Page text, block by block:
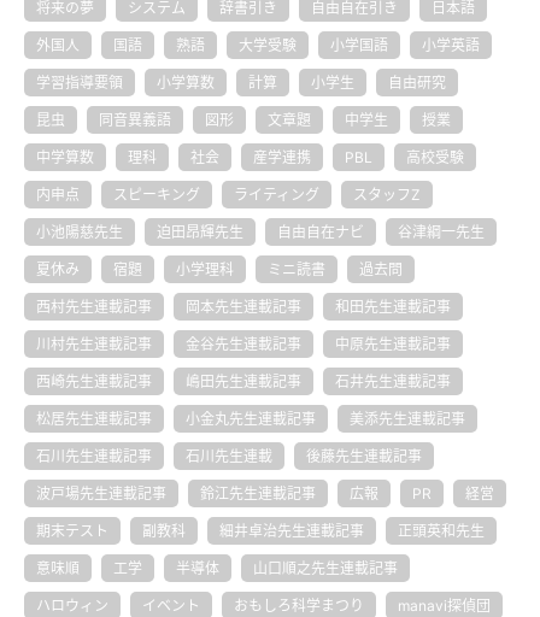
将来の夢 システム 辞書引き 自由自在引き 日本語
外国人 国語 熟語 大学受験 小学国語 小学英語
学習指導要領 小学算数 計算 小学生 自由研究
昆虫 同音異義語 図形 文章題 中学生 授業
中学算数 理科 社会 産学連携 PBL 高校受験
内申点 スピーキング ライティング スタッフZ
小池陽慈先生 迫田昂輝先生 自由自在ナビ 谷津綱一先生
夏休み 宿題 小学理科 ミニ読書 過去問
西村先生連載記事 岡本先生連載記事 和田先生連載記事
川村先生連載記事 金谷先生連載記事 中原先生連載記事
西崎先生連載記事 嶋田先生連載記事 石井先生連載記事
松居先生連載記事 小金丸先生連載記事 美添先生連載記事
石川先生連載記事 石川先生連載 後藤先生連載記事
波戸場先生連載記事 鈴江先生連載記事 広報 PR 経営
期末テスト 副教科 細井卓治先生連載記事 正頭英和先生
意味順 工学 半導体 山口順之先生連載記事
ハロウィン イベント おもしろ科学まつり manavi探偵団